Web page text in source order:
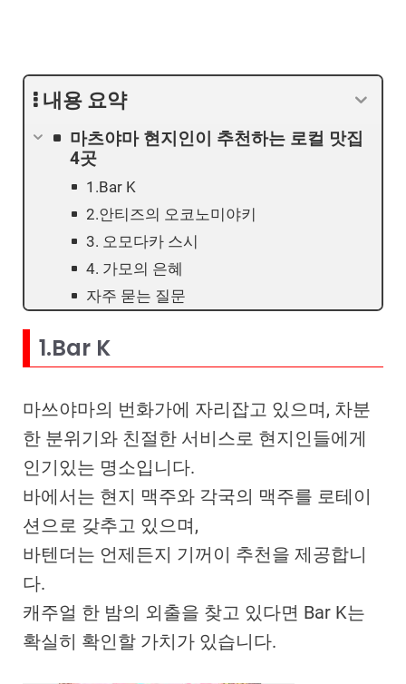
내용 요약
마츠야마 현지인이 추천하는 로컬 맛집
4곳
1.Bar K
2.안티즈의 오코노미야키
3. 오모다카 스시
4. 가모의 은혜
자주 묻는 질문
1.Bar K
마쓰야마의 번화가에 자리잡고 있으며, 차분
한 분위기와 친절한 서비스로 현지인들에게
인기있는 명소입니다.
바에서는 현지 맥주와 각국의 맥주를 로테이
션으로 갖추고 있으며,
바텐더는 언제든지 기꺼이 추천을 제공합니
다.
캐주얼 한 밤의 외출을 찾고 있다면 Bar K는
확실히 확인할 가치가 있습니다.